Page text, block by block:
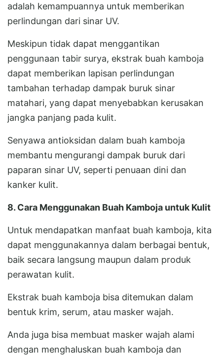
adalah kemampuannya untuk memberikan
perlindungan dari sinar UV.
Meskipun tidak dapat menggantikan
penggunaan tabir surya, ekstrak buah kamboja
dapat memberikan lapisan perlindungan
tambahan terhadap dampak buruk sinar
matahari, yang dapat menyebabkan kerusakan
jangka panjang pada kulit.
Senyawa antioksidan dalam buah kamboja
membantu mengurangi dampak buruk dari
paparan sinar UV, seperti penuaan dini dan
kanker kulit.
8. Cara Menggunakan Buah Kamboja untuk Kulit
Untuk mendapatkan manfaat buah kamboja, kita
dapat menggunakannya dalam berbagai bentuk,
baik secara langsung maupun dalam produk
perawatan kulit.
Ekstrak buah kamboja bisa ditemukan dalam
bentuk krim, serum, atau masker wajah.
Anda juga bisa membuat masker wajah alami
dengan menghaluskan buah kamboja dan